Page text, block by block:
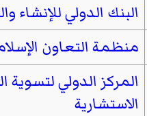
البنك الدولي للإنشاء
منظمة التعاون
المركز الدولي لتسوية
الاستشارية